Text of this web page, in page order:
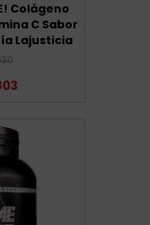
Colágeno
C Sabor
Lajusticia